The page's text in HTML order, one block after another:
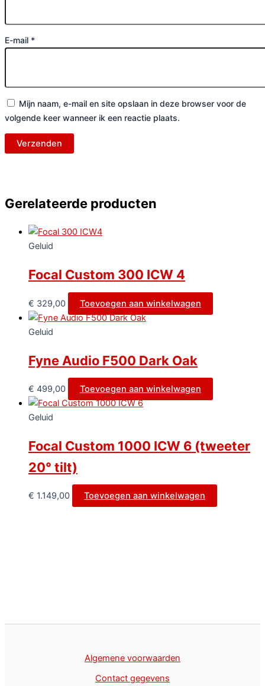
E-mail *
Mijn naam, e-mail en site opslaan in deze browser voor de
volgende keer wanneer ik een reactie plaats.
Gerelateerde producten
Geluid
Focal Custom 300 ICW 4
€ 329,00 Toevoegen aan winkelwagen
Geluid
Fyne Audio F500 Dark Oak
€ 499,00 Toevoegen aan winkelwagen
Geluid
Focal Custom 1000 ICW 6 (tweeter
20° tilt)
€ 1.149,00 Toevoegen aan winkelwagen
Algemene voorwaarden
Contact gegevens